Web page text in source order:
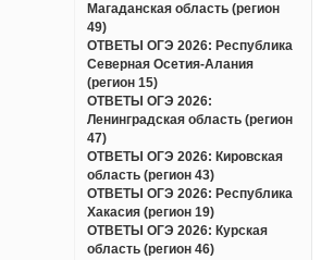
Магаданская область (регион
49)
ОТВЕТЫ ОГЭ 2026: Республика
Северная Осетия-Алания
(регион 15)
ОТВЕТЫ ОГЭ 2026:
Ленинградская область (регион
47)
ОТВЕТЫ ОГЭ 2026: Кировская
область (регион 43)
ОТВЕТЫ ОГЭ 2026: Республика
Хакасия (регион 19)
ОТВЕТЫ ОГЭ 2026: Курская
область (регион 46)